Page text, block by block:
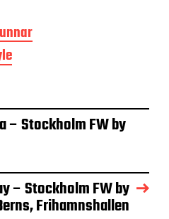
– Stockholm FW by
– Stockholm FW by
Frihamnshallen